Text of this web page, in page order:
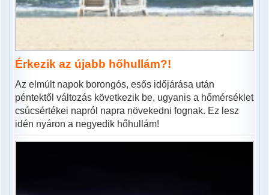
Érkezik az újabb hőhullám?!
Az elmúlt napok borongós, esős időjárása után
péntektől változás következik be, ugyanis a hőmérséklet
csúcsértékei napról napra növekedni fognak. Ez lesz
idén nyáron a negyedik hőhullám!